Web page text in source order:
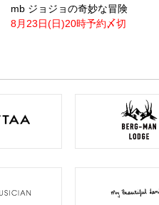
mb ジョジョの奇妙な冒険
8月23日(日)20時予約〆切